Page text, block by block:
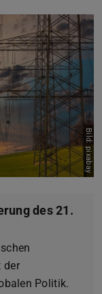
Bild: pixabay
des 21.
der
Politik.